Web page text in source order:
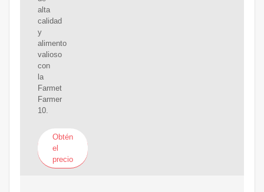
alta
calidad
y
alimento
valioso
con
la
Farmet
Farmer
10.
Obtén
el
precio